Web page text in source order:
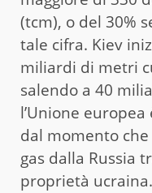
(tcm), o del 30%
tale cifra. Kiev
miliardi di metri
salendo a 40
l’Unione europea
dal momento
gas dalla Russia
proprietà ucraina.